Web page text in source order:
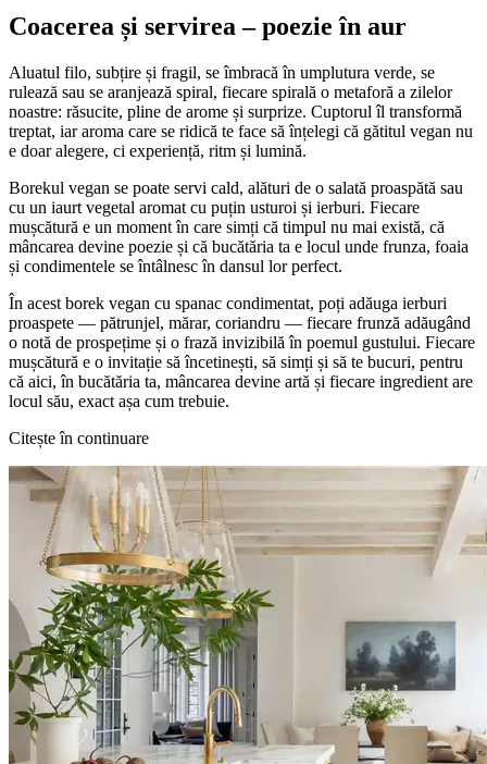
Coacerea și servirea – poezie în aur
Aluatul filo, subțire și fragil, se îmbracă în umplutura verde, se
rulează sau se aranjează spiral, fiecare spirală o metaforă a zilelor
noastre: răsucite, pline de arome și surprize. Cuptorul îl transformă
treptat, iar aroma care se ridică te face să înțelegi că gătitul vegan nu
e doar alegere, ci experiență, ritm și lumină.
Borekul vegan se poate servi cald, alături de o salată proaspătă sau
cu un iaurt vegetal aromat cu puțin usturoi și ierburi. Fiecare
mușcătură e un moment în care simți că timpul nu mai există, că
mâncarea devine poezie și că bucătăria ta e locul unde frunza, foaia
și condimentele se întâlnesc în dansul lor perfect.
În acest borek vegan cu spanac condimentat, poți adăuga ierburi
proaspete — pătrunjel, mărar, coriandru — fiecare frunză adăugând
o notă de prospețime și o frază invizibilă în poemul gustului. Fiecare
mușcătură e o invitație să încetinești, să simți și să te bucuri, pentru
că aici, în bucătăria ta, mâncarea devine artă și fiecare ingredient are
locul său, exact așa cum trebuie.
Citește în continuare